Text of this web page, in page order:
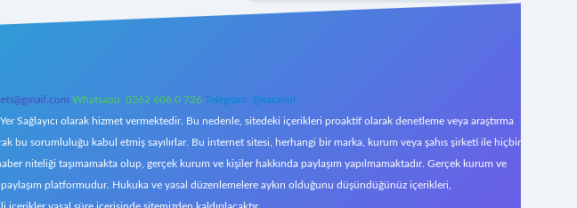
Whatsapp: 0262 606 0 726 Telegram: @karabul
Sağlayıcı olarak hizmet vermektedir. Bu nedenle, sitedeki içerikleri proaktif olarak denetleme veya araştırma
bu sorumluluğu kabul etmiş sayılırlar. Bu internet sitesi, herhangi bir marka, kurum veya şahıs şirketi ile hiçbir
niteliği taşımamakta olup, gerçek kurum ve kişiler hakkında paylaşım yapılmamaktadır. Gerçek kurum ve
platformudur. Hukuka ve yasal düzenlemelere aykırı olduğunu düşündüğünüz içerikleri,